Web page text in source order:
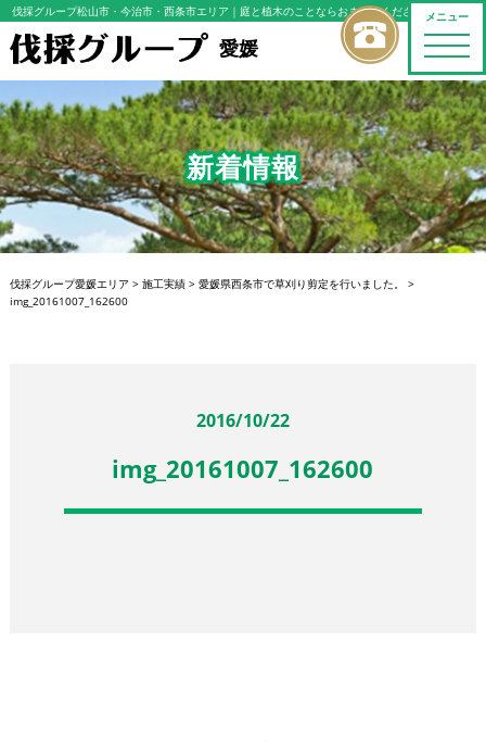
メニュー
toggle
伐採グループ松山市・今治市・西条市エリア ｜庭と植木のことならおまかせください
愛媛
新着情報
伐採グループ愛媛エリア > 施工実績> 愛媛県西条市で草刈り剪定を行いました。
>
img_20161007_162600
2016/10/22
img_20161007_162600